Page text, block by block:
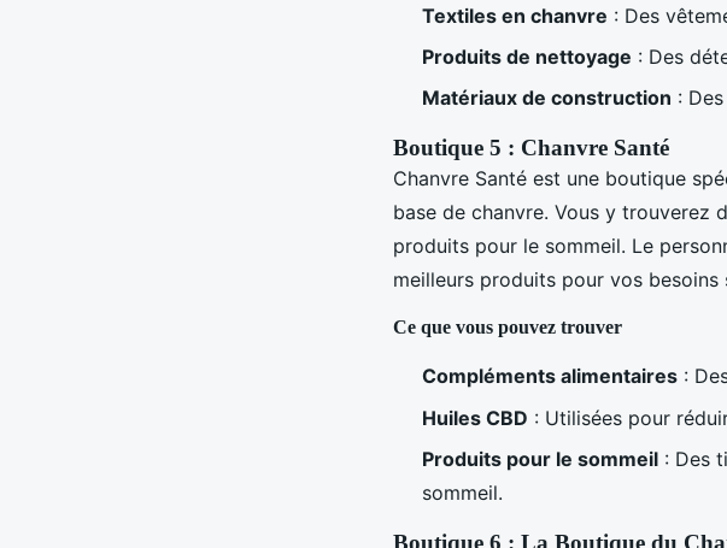
Textiles en chanvre : Des
Produits de nettoyage : Des
Matériaux de construction :
Boutique 5 : Chanvre Santé
Chanvre Santé est une boutique
base de chanvre. Vous y trouverez
produits pour le sommeil. Le
meilleurs produits pour vos besoins
Ce que vous pouvez trouver
Compléments alimentaires :
Huiles CBD : Utilisées pour
Produits pour le sommeil : Des
sommeil.
Boutique 6 : La Boutique du